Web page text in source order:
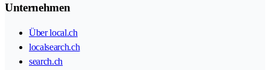
Unternehmen
Über local.ch
localsearch.ch
search.ch